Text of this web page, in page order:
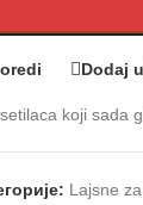
Dodaj
koji sada
Lajsne